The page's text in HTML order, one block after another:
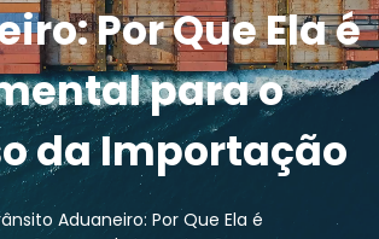
Por Que Ela é
para o
da Importação
Aduaneiro: Por Que Ela é